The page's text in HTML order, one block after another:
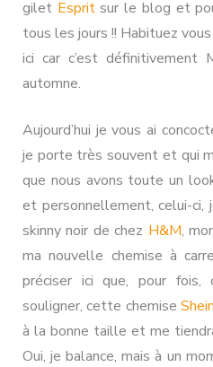
gilet Espritsur le blog et
tous les jours !! Habituez
ici car c’est
automne.
Aujourd’hui je vous ai
je porte très souvent et qui
que nous avons toute un
et personnellement, celui-
skinny noir de chez H&M,
ma nouvelle chemise à
préciser ici que, pour fois,
souligner, cette chemise
à la bonne taille et me
Oui, je balance, mais à un